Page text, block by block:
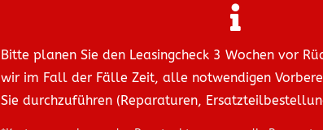
Bitte planen Sie den Leasingcheck 3 Wochen vor
wir im Fall der Fälle Zeit, alle notwendigen
Sie durchzuführen (Reparaturen,